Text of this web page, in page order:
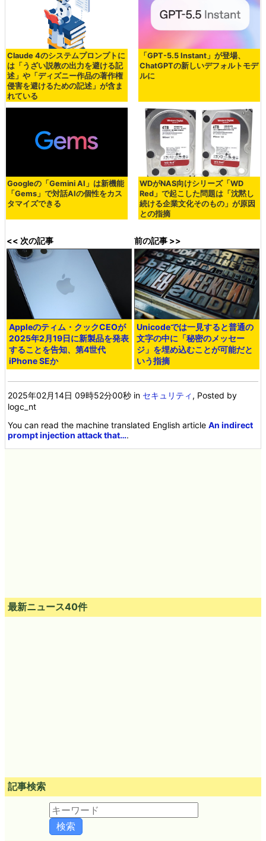
Claude 4のシステムプロンプトに
は「うざい説教の出力を避ける記
述」や「ディズニー作品の著作権
侵害を避けるための記述」が含ま
れている
「GPT-5.5 Instant」が登場、
ChatGPTの新しいデフォルトモデ
ルに
Googleの「Gemini AI」は新機能
「Gems」で対話AIの個性をカス
タマイズできる
WDがNAS向けシリーズ「WD
Red」で起こした問題は「沈黙し
続ける企業文化そのもの」が原因
との指摘
<< 次の記事
Appleのティム・クックCEOが
2025年2月19日に新製品を発表
することを告知、第4世代
iPhone SEか
前の記事 >>
Unicodeでは一見すると普通の
文字の中に「秘密のメッセー
ジ」を埋め込むことが可能だと
いう指摘
2025年02月14日 09時52分00秒 in セキュリティ , Posted by
logc_nt
You can read the machine translated English articleAn indirect
prompt injection attack that….
最新ニュース40件
記事検索